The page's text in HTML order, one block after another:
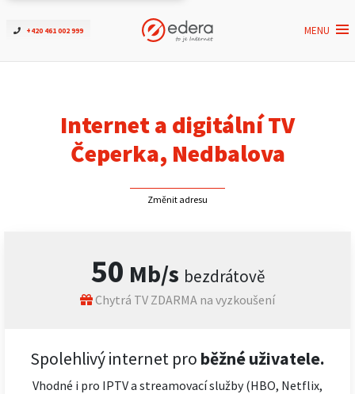
+420 461 002 999 MENU
Ověřit dostupnost
ČEZNET TV
Kontakt
Internet a digitální TV
Čeperka, Nedbalova
Změnit adresu
50 Mb/s bezdrátově
Chytrá TV ZDARMA na vyzkoušení
Spolehlivý internet pro běžné uživatele.
Vhodné i pro IPTV a streamovací služby (HBO, Netflix,